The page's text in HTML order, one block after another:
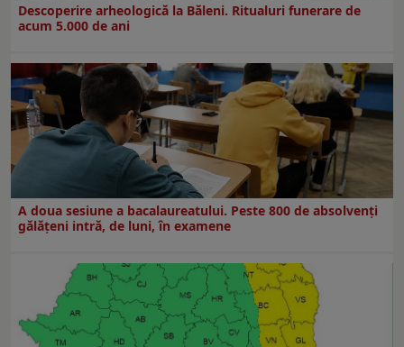
Descoperire arheologică la Băleni. Ritualuri funerare de
acum 5.000 de ani
A doua sesiune a bacalaureatului. Peste 800 de absolvenţi
gălăţeni intră, de luni, în examene